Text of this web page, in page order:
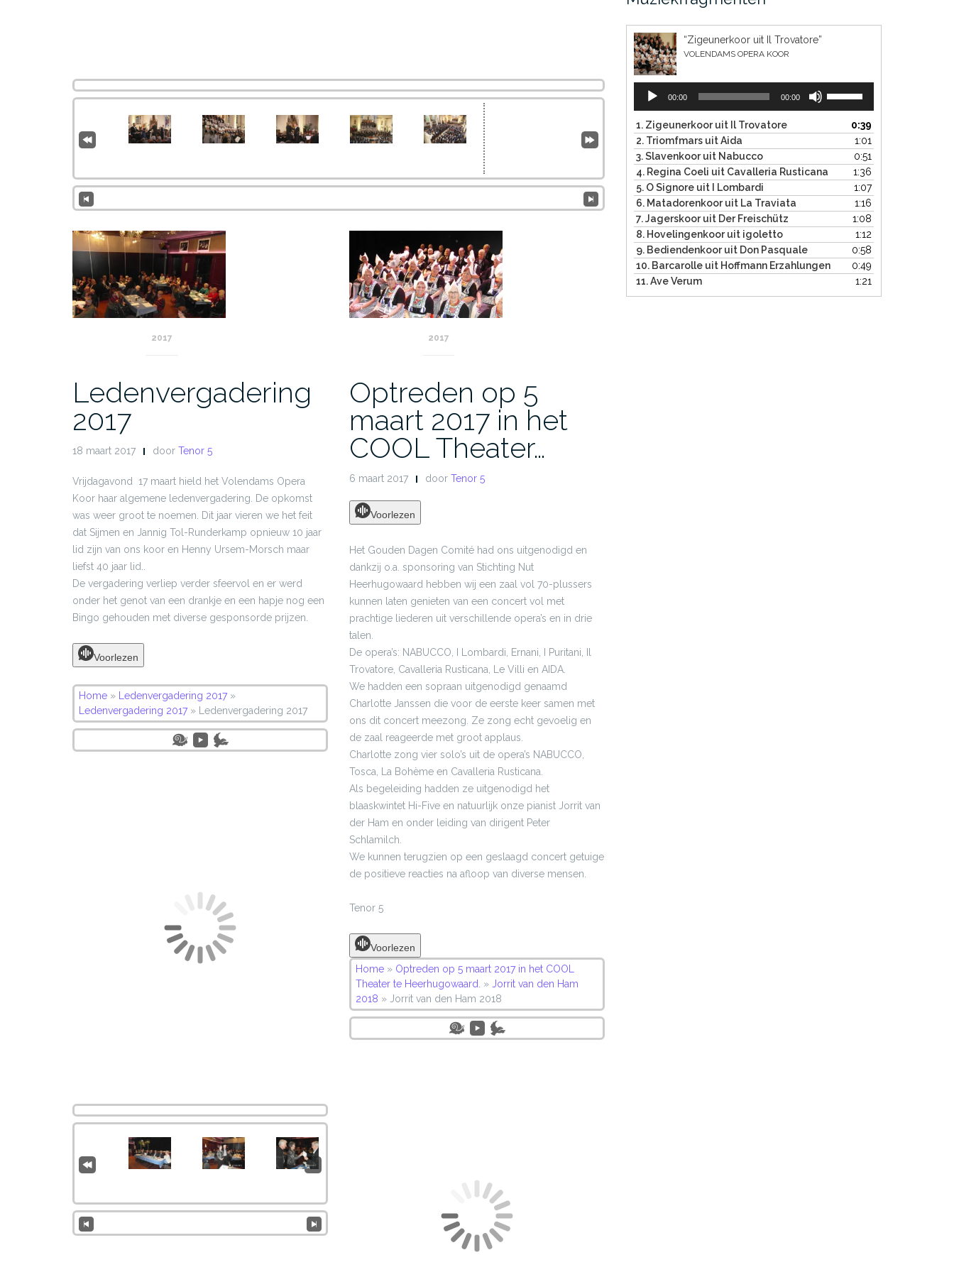
2017
Ledenvergadering
2017
18 maart 2017 door Tenor 5
Vrijdagavond 17 maart hield het Volendams Opera
Koor haar algemene ledenvergadering. De opkomst
was weer groot te noemen. Dit jaar vieren we het feit
dat Sijmen en Jannig Tol-Runderkamp opnieuw 10 jaar
lid zijn van ons koor en Henny Ursem-Morsch maar
liefst 40 jaar lid..
De vergadering verliep verder sfeervol en er werd
onder het genot van een drankje en een hapje nog een
Bingo gehouden met diverse gesponsorde prijzen.
Voorlezen
Home » Ledenvergadering 2017 »
Ledenvergadering 2017 » Ledenvergadering 2017
2017
Optreden op 5
maart 2017 in het
COOL Theater…
6 maart 2017 door Tenor 5
Voorlezen
Het Gouden Dagen Comité had ons uitgenodigd en
dankzij o.a. sponsoring van Stichting Nut
Heerhugowaard hebben wij een zaal vol 70-plussers
kunnen laten genieten van een concert vol met
prachtige liederen uit verschillende opera’s en in drie
talen.
De opera’s: NABUCCO, I Lombardi, Ernani, I Puritani, Il
Trovatore, Cavalleria Rusticana, Le Villi en AIDA.
We hadden een sopraan uitgenodigd genaamd
Charlotte Janssen die voor de eerste keer samen met
ons dit concert meezong. Ze zong echt gevoelig en
de zaal reageerde met groot applaus.
Charlotte zong vier solo’s uit de opera’s NABUCCO,
Tosca, La Bohème en Cavalleria Rusticana.
Als begeleiding hadden ze uitgenodigd het
blaaskwintet Hi-Five en natuurlijk onze pianist Jorrit van
der Ham en onder leiding van dirigent Peter
Schlamilch.
We kunnen terugzien op een geslaagd concert getuige
de positieve reacties na afloop van diverse mensen.
Tenor 5
Voorlezen
Home » Optreden op 5 maart 2017 in het COOL
Theater te Heerhugowaard.
» Jorrit van den Ham
2018 » Jorrit van den Ham 2018
“Zigeunerkoor uit Il Trovatore”
VOLENDAMS OPERA KOOR
Audiospeler
00:00 00:00
Omhoog/Omlaag
om
het
volume
te
verhogen
verlagen.
1. Zigeunerkoor uit Il Trovatore
0:39
2. Triomfmars uit Aida
1:01
3. Slavenkoor uit Nabucco
0:51
4. Regina Coeli uit Cavalleria Rusticana
1:36
5. O Signore uit I Lombardi
1:07
6. Matadorenkoor uit La Traviata
1:16
7. Jagerskoor uit Der Freischütz
1:08
8. Hovelingenkoor uit igoletto
1:12
9. Bediendenkoor uit Don Pasquale
0:58
10. Barcarolle uit Hoffmann Erzahlungen
0:49
11. Ave Verum
1:21